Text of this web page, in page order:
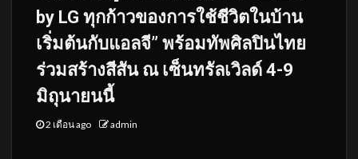
by LG ทุกก้าวของการใช้ชีวิตในบ้าน
เริ่มต้นกับแอลจี” พร้อมทัพศิลปินไทย
ร่วมสร้างสีสัน ณ เซ็นทรัลเวิลด์ 4-9
มิถุนายนนี้
2 เดือน ago admin